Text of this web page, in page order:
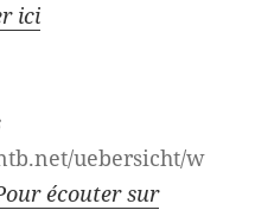
ici
uebersicht/w
écouter sur